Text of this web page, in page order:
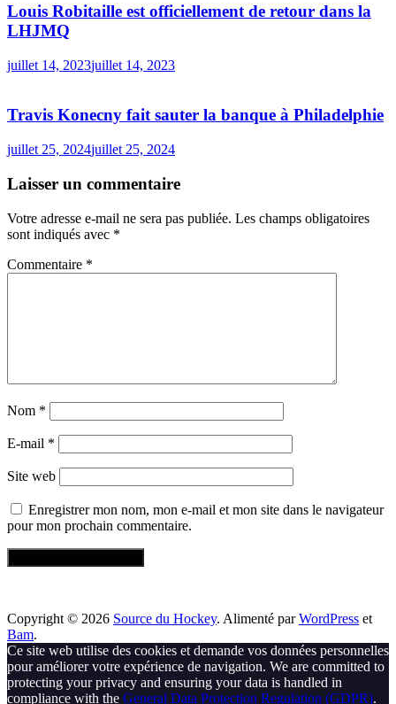
Louis Robitaille est officiellement de retour dans la
LHJMQ
juillet 14, 2023juillet 14, 2023
Travis Konecny fait sauter la banque à Philadelphie
juillet 25, 2024juillet 25, 2024
Laisser un commentaire
Votre adresse e-mail ne sera pas publiée. Les champs obligatoires
sont indiqués avec *
Commentaire *
Nom *
E-mail *
Site web
Enregistrer mon nom, mon e-mail et mon site dans le navigateur
pour mon prochain commentaire.
Copyright © 2026 Source du Hockey. Alimenté parWordPress et
Bam.
Ce site web utilise des cookies et demande vos données personnelles
pour améliorer votre expérience de navigation. We are committed to
protecting your privacy and ensuring your data is handled in
compliance with the General Data Protection Regulation (GDPR).